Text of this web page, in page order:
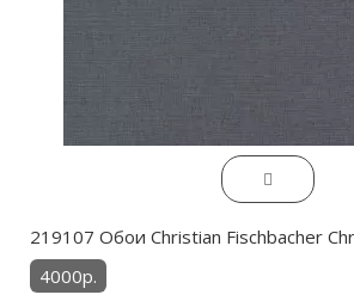
219107 Обои Christian Fischbacher
4000р.